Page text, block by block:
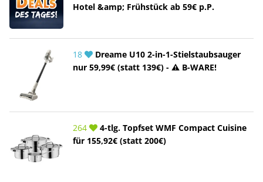
Hotel &amp; Frühstück ab 59€ p.P.
18
Dreame U10 2-in-1-Stielstaubsauger
nur 59,99€ (statt 139€) - ⚠️ B-WARE!
264
4-tlg. Topfset WMF Compact Cuisine
für 155,92€ (statt 200€)